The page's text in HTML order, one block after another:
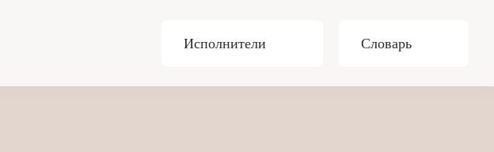
Исполнители Словарь